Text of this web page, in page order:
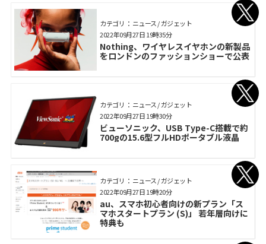
カテゴリ： ニュース / ガジェット
Nothing、ワイヤレスイヤホンの新製品
をロンドンのファッションショーで公表
2022年09月27日 19時35分
カテゴリ： ニュース / ガジェット
ビューソニック、USB Type-C搭載で約
700gの15.6型フルHDポータブル液晶
2022年09月27日 19時30分
カテゴリ： ニュース / ガジェット
au、スマホ初心者向けの新プラン「ス
マホスタートプラン (S)」 若年層向けに
特典も
2022年09月27日 19時20分